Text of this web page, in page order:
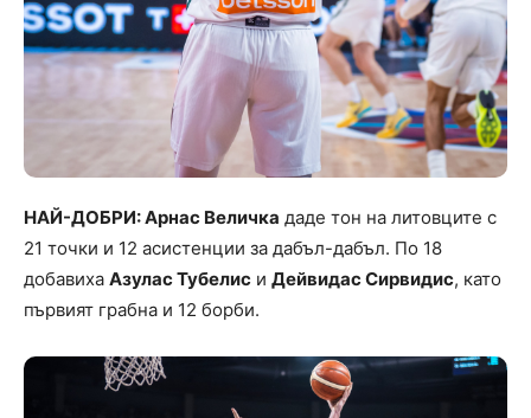
НАЙ-ДОБРИ: Арнас Величка даде тон на литовците с
21 точки и 12 асистенции за дабъл-дабъл. По 18
добавиха Азулас Тубелис и Дейвидас Сирвидис, като
първият грабна и 12 борби.